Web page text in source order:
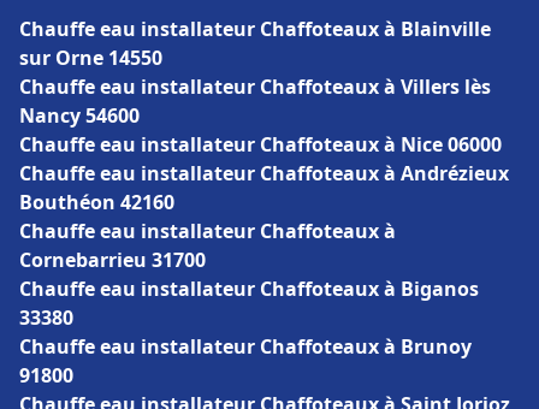
Chauffe eau installateur Chaffoteaux à Blainville
sur Orne 14550
Chauffe eau installateur Chaffoteaux à Villers lès
Nancy 54600
Chauffe eau installateur Chaffoteaux à Nice 06000
Chauffe eau installateur Chaffoteaux à Andrézieux
Bouthéon 42160
Chauffe eau installateur Chaffoteaux à
Cornebarrieu 31700
Chauffe eau installateur Chaffoteaux à Biganos
33380
Chauffe eau installateur Chaffoteaux à Brunoy
91800